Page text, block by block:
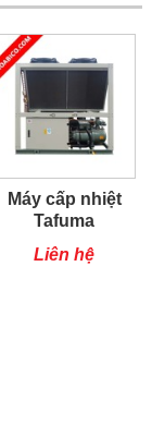
Máy cấp nhiệt
Tafuma
TSQ100RP
Liên hệ